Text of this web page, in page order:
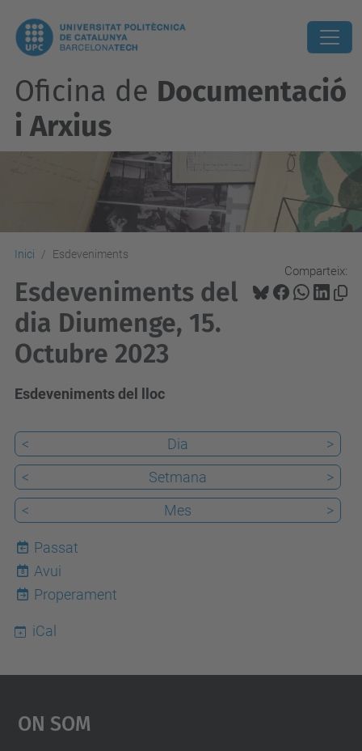
Oficina de Documentació
i Arxius
Inici Esdeveniments
Comparteix:
Esdeveniments del
dia Diumenge, 15.
Octubre 2023
Esdeveniments del lloc
< Dia
>
<
Setmana
>
<
Mes >
Passat
8
Avui
Properament
iCal
On Som